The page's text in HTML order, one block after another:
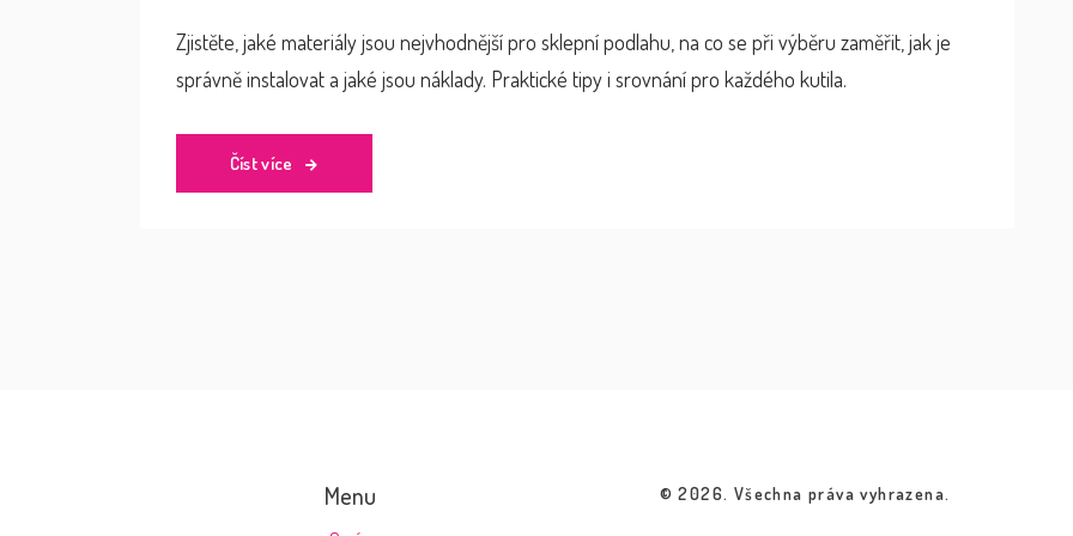
Zjistěte, jaké materiály jsou nejvhodnější pro sklepní podlahu, na co se při výběru zaměřit, jak je
správně instalovat a jaké jsou náklady. Praktické tipy i srovnání pro každého kutila.
Číst více
Menu © 2026. Všechna práva vyhrazena.